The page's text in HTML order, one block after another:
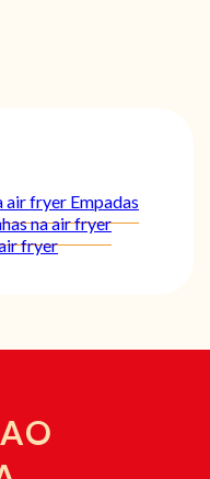
air fryer Empadas
na air fryer
fryer